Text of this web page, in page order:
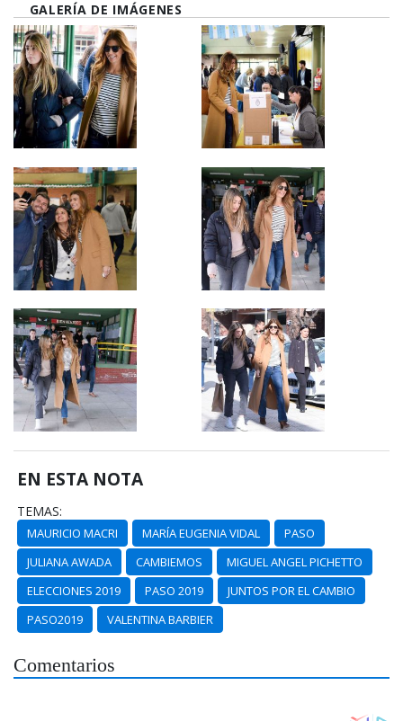
GALERÍA DE IMÁGENES
EN ESTA NOTA
TEMAS:
MAURICIO MACRI MARÍA EUGENIA VIDAL
PASO
JULIANA AWADA
CAMBIEMOS
MIGUEL ANGEL PICHETTO
ELECCIONES 2019
PASO 2019
JUNTOS POR EL CAMBIO
PASO2019
VALENTINA BARBIER
Comentarios